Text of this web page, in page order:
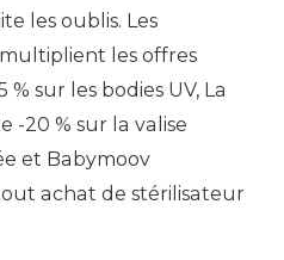
les oublis. Les
multiplient les offres
% sur les bodies UV, La
-20 % sur la valise
et Babymoov
achat de stérilisateur